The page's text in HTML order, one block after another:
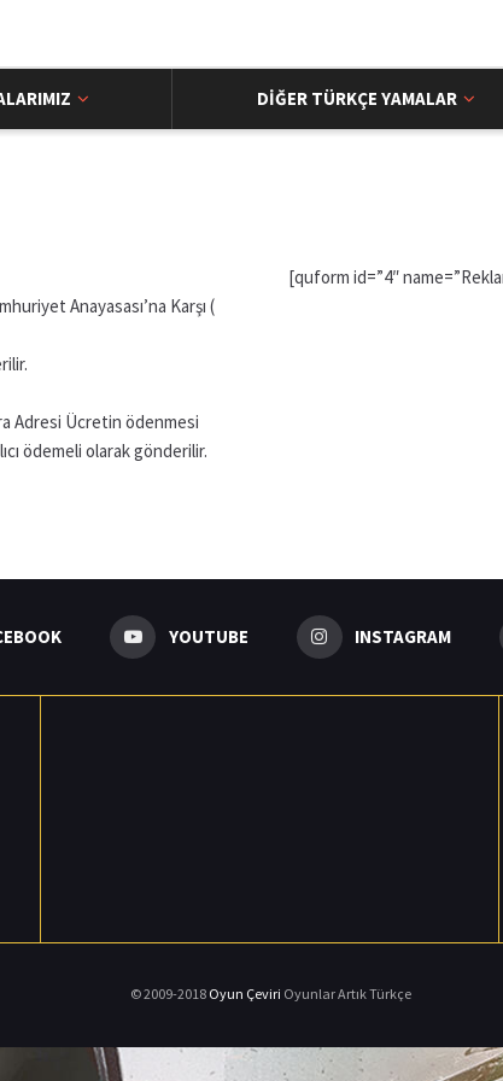
DIĞER TÜRKÇE YAMALAR
Anayasası’na Karşı (
Adresi Ücretin ödenmesi
ödemeli olarak gönderilir.
[quform id=”4″
YOUTUBE INSTAGRAM
© 2009-2018 Oyun Çeviri Oyunlar Artık Türkçe